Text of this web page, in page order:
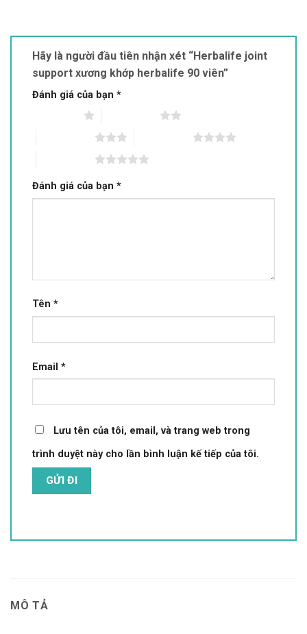
MÔ TẢ
Hãy là người đầu tiên nhận xét “Herbalife joint
support xương khớp herbalife 90 viên”
Đánh giá của bạn *
Đánh giá của bạn *
Tên *
Email *
Lưu tên của tôi, email, và trang web trong
trình duyệt này cho lần bình luận kế tiếp của tôi.